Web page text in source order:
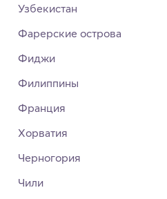
Узбекистан
Фарерские острова
Фиджи
Филиппины
Франция
Хорватия
Черногория
Чили